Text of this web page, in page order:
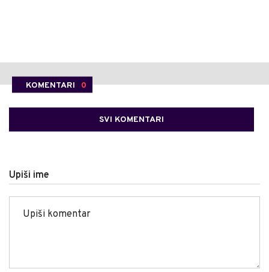
KOMENTARI 0
SVI KOMENTARI
Upiši ime